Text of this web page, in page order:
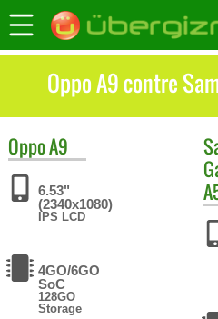
Oppo A9 contre
OppoA9
6.53"
(2340x1080)
IPS LCD
4GO/6GO
SoC
128GO
Storage